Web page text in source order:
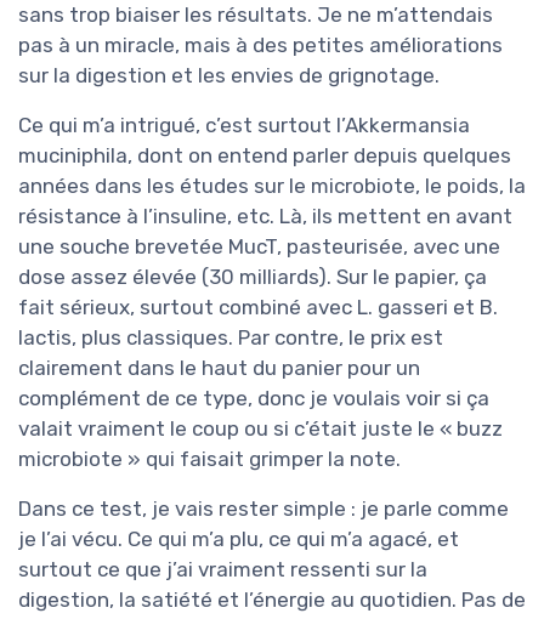
sans trop biaiser les résultats. Je ne m’attendais
pas à un miracle, mais à des petites améliorations
sur la digestion et les envies de grignotage.
Ce qui m’a intrigué, c’est surtout l’Akkermansia
muciniphila, dont on entend parler depuis quelques
années dans les études sur le microbiote, le poids, la
résistance à l’insuline, etc. Là, ils mettent en avant
une souche brevetée MucT, pasteurisée, avec une
dose assez élevée (30 milliards). Sur le papier, ça
fait sérieux, surtout combiné avec L. gasseri et B.
lactis, plus classiques. Par contre, le prix est
clairement dans le haut du panier pour un
complément de ce type, donc je voulais voir si ça
valait vraiment le coup ou si c’était juste le « buzz
microbiote » qui faisait grimper la note.
Dans ce test, je vais rester simple : je parle comme
je l’ai vécu. Ce qui m’a plu, ce qui m’a agacé, et
surtout ce que j’ai vraiment ressenti sur la
digestion, la satiété et l’énergie au quotidien. Pas de